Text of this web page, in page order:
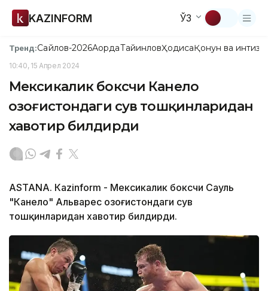
KAZINFORM ЎЗ
Тренд:Сайлов-2026АқордаТайинловҲодисаҚонун ва
10:40, 15 Апрел 2024
Мексикалик боксчи Канело
Қозоғистондаги сув тошқинларидан
хавотир билдирди
ASTANA. Кazinform - Мексикалик боксчи Сауль
"Канело" Альварес Қозоғистондаги сув
тошқинларидан хавотир билдирди.